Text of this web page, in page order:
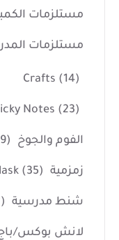
مستلزمات
مستلزمات
Crafts (14)
Notes (23)
الفوم والجوخ (9)
زمزمية Flask (35)
شنط مدرسية (42)
لانش بوكس/